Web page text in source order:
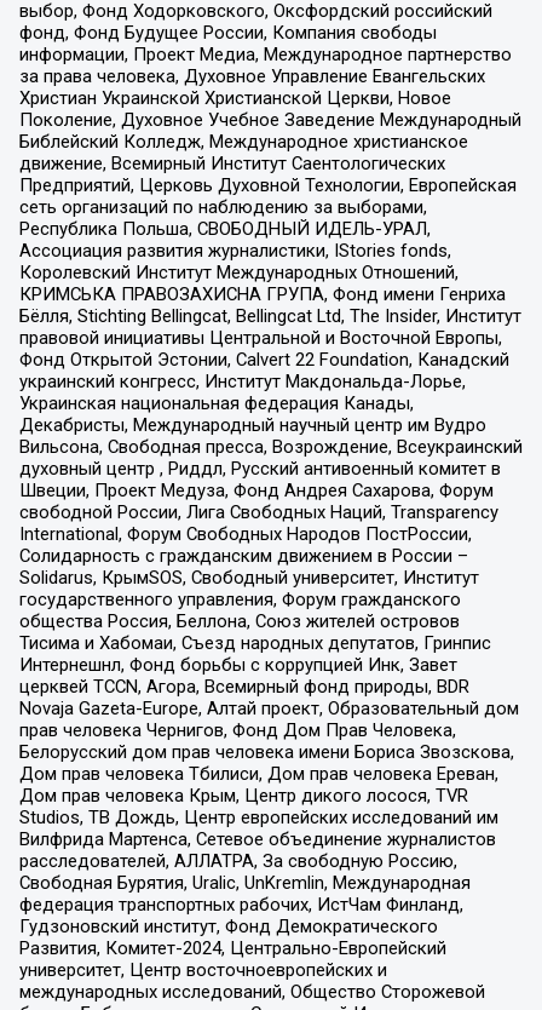
выбор, Фонд Ходорковского, Оксфордский российский
фонд, Фонд Будущее России, Компания свободы
информации, Проект Медиа, Международное партнерство
за права человека, Духовное Управление Евангельских
Христиан Украинской Христианской Церкви, Новое
Поколение, Духовное Учебное Заведение Международный
Библейский Колледж, Международное христианское
движение, Всемирный Институт Саентологических
Предприятий, Церковь Духовной Технологии, Европейская
сеть организаций по наблюдению за выборами,
Республика Польша, СВОБОДНЫЙ ИДЕЛЬ-УРАЛ,
Ассоциация развития журналистики, IStories fonds,
Королевский Институт Международных Отношений,
КРИМСЬКА ПРАВОЗАХИСНА ГРУПА, Фонд имени Генриха
Бёлля, Stichting Bellingcat, Bellingcat Ltd, The Insider, Институт
правовой инициативы Центральной и Восточной Европы,
Фонд Открытой Эстонии, Calvert 22 Foundation, Канадский
украинский конгресс, Институт Макдональда-Лорье,
Украинская национальная федерация Канады,
Декабристы, Международный научный центр им Вудро
Вильсона, Свободная пресса, Возрождение, Всеукраинский
духовный центр , Риддл, Русский антивоенный комитет в
Швеции, Проект Медуза, Фонд Андрея Сахарова, Форум
свободной России, Лига Свободных Наций, Transparеncy
International, Форум Свободных Народов ПостРоссии,
Солидарность с гражданским движением в России –
Solidarus, КрымSOS, Свободный университет, Институт
государственного управления, Форум гражданского
общества Россия, Беллона, Союз жителей островов
Тисима и Хабомаи, Съезд народных депутатов, Гринпис
Интернешнл, Фонд борьбы с коррупцией Инк, Завет
церквей TCCN, Агора, Всемирный фонд природы, BDR
Novaja Gazeta-Europe, Алтай проект, Образовательный дом
прав человека Чернигов, Фонд Дом Прав Человека,
Белорусский дом прав человека имени Бориса Звозскова,
Дом прав человека Тбилиси, Дом прав человека Ереван,
Дом прав человека Крым, Центр дикого лосося, TVR
Studios, ТВ Дождь, Центр европейских исследований им
Вилфрида Мартенса, Сетевое объединение журналистов
расследователей, АЛЛАТРА, За свободную Россию,
Свободная Бурятия, Uralic, UnKremlin, Международная
федерация транспортных рабочих, ИстЧам Финланд,
Гудзоновский институт, Фонд Демократического
Развития, Комитет-2024, Центрально-Европейский
университет, Центр восточноевропейских и
международных исследований, Общество Сторожевой